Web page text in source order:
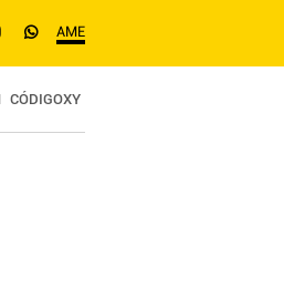
AME
CÓDIGOXY